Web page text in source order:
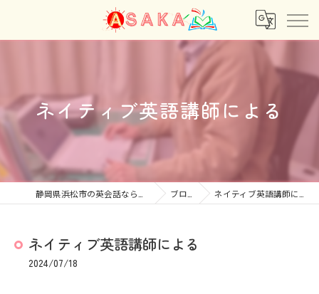
ネイティブ英語講師による
ブログ ネイティブ英語講師による
ネイティブ英語講師による
2024/07/18